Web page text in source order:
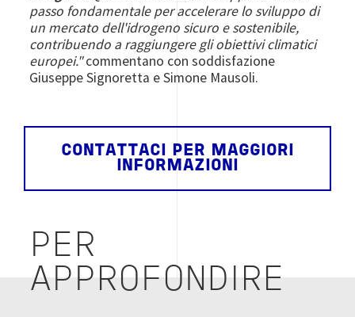
passo fondamentale per accelerare lo sviluppo di
un mercato dell'idrogeno sicuro e sostenibile,
contribuendo a raggiungere gli obiettivi climatici
europei."commentano con soddisfazione
Giuseppe Signoretta e Simone Mausoli.
CONTATTACI PER MAGGIORI
INFORMAZIONI
PER
APPROFONDIRE